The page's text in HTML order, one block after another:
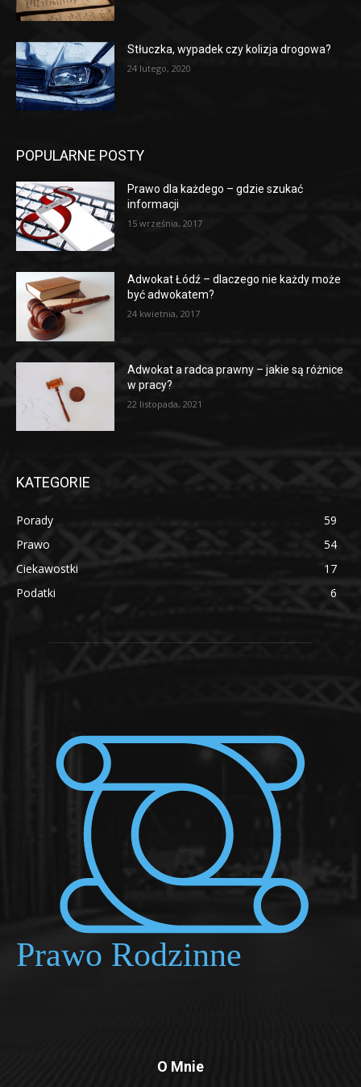
Stłuczka, wypadek czy kolizja drogowa?
24 lutego, 2020
POPULARNE POSTY
Prawo dla każdego – gdzie szukać
informacji
15 września, 2017
Adwokat Łódź – dlaczego nie każdy może
być adwokatem?
24 kwietnia, 2017
Adwokat a radca prawny – jakie są różnice
w pracy?
22 listopada, 2021
KATEGORIE
Porady
59
Prawo
54
Ciekawostki
17
Podatki
6
O Mnie